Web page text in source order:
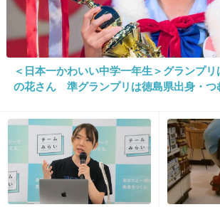
+93
ぽっちゃりグラビア代表みたい
年とってから痩せて個人的にガ
もない一番すきな体型になってて
顔も10代から変わらず童顔？系
あんまテレビでないけど 歌うま
＜日本一かわいい中学一年生＞グランプ
の花さん 準グランプリは徳島県出身・つ